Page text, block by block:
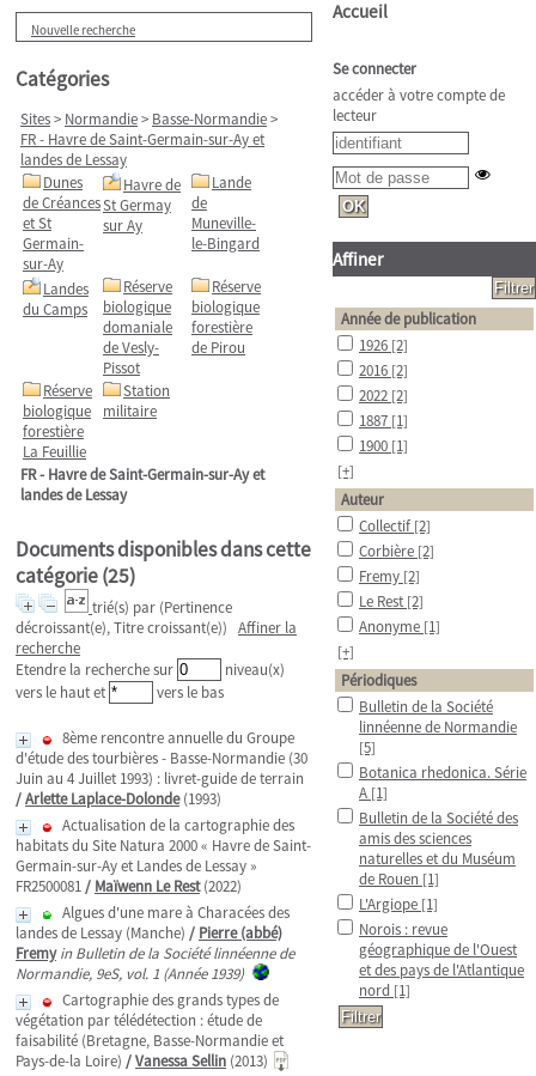
Nouvelle recherche
Catégories
Sites> Normandie> Basse-Normandie>
FR - Havre de Saint-Germain-sur-Ay et
landes de Lessay
Dunes
de Créances
et St
Germain-
sur-Ay
Havre de
St Germay
sur Ay
Lande
de
Muneville-
le-Bingard
Landes
du Camps
Réserve
biologique
domaniale
de Vesly-
Pissot
Réserve
biologique
forestière
de Pirou
Réserve
biologique
forestière
La Feuillie
Station
militaire
FR - Havre de Saint-Germain-sur-Ay et
landes de Lessay
Documents disponibles dans cette
catégorie (25)
trié(s) par (Pertinence
décroissant(e), Titre croissant(e)) Affiner la
recherche
Etendre la recherche sur
niveau(x)
vers le haut et
vers le bas
8ème rencontre annuelle du Groupe
d'étude des tourbières - Basse-Normandie (30
Juin au 4 Juillet 1993) : livret-guide de terrain
/Arlette Laplace-Dolonde(1993)
Actualisation de la cartographie des
habitats du Site Natura 2000 « Havre de Saint-
Germain-sur-Ay et Landes de Lessay »
FR2500081/ Maïwenn Le Rest(2022)
Algues d'une mare à Characées des
landes de Lessay (Manche) / Pierre (abbé)
Fremy in Bulletin de la Société linnéenne de
Normandie, 9eS, vol. 1 (Année 1939)
Cartographie des grands types de
végétation par télédétection : étude de
faisabilité (Bretagne, Basse-Normandie et
Pays-de-la Loire) /Vanessa Sellin (2013)
Accueil
Se connecter
accéder à votre compte de
lecteur
Affiner
Année de publication
1926 [2]
2016 [2]
2022 [2]
1887 [1]
1900 [1]
[+]
Auteur
Collectif [2]
Corbière [2]
Fremy [2]
Le Rest [2]
Anonyme [1]
[+]
Périodiques
Bulletin de la Société
linnéenne de Normandie
[5]
Botanica rhedonica. Série
A [1]
Bulletin de la Société des
amis des sciences
naturelles et du Muséum
de Rouen [1]
L'Argiope [1]
Norois : revue
géographique de l'Ouest
et des pays de l'Atlantique
nord [1]